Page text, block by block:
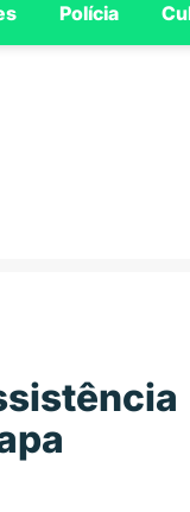
Polícia